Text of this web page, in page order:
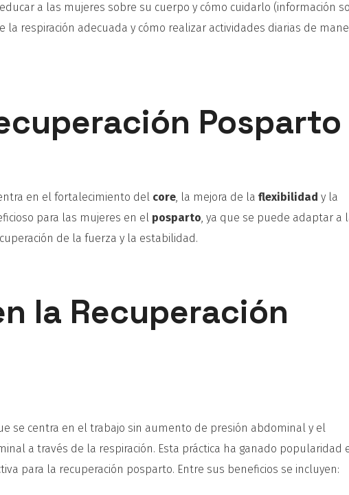
a las mujeres sobre su cuerpo y cómo cuidarlo (información
respiración adecuada y cómo realizar actividades diarias de
Posparto
en el fortalecimiento del core, la mejora de la flexibilidad y la
para las mujeres en el posparto, ya que se puede adaptar a
de la fuerza y la estabilidad.
la Recuperación
se centra en el trabajo sin aumento de presión abdominal y el
a través de la respiración. Esta práctica ha ganado popularidad
para la recuperación posparto. Entre sus beneficios se incluyen: